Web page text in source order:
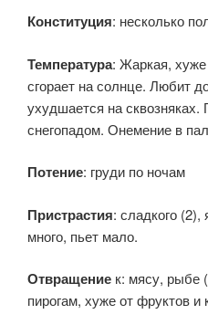
Конституция: несколько
Температура: Жаркая, хуже
сгорает на солнце. Любит
ухудшается на
снегопадом. Онемение в
Потение: груди по ночам
Пристрастия: сладкого
много, пьет мало.
Отвращение к: мясу, рыбе
пирогам, хуже от фруктов и